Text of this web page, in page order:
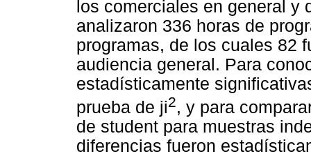
los comerciales en general y
analizaron 336 horas de
programas, de los cuales 82
audiencia general. Para
estadísticamente
prueba de ji2, y para
de student para muestras
diferencias fueron